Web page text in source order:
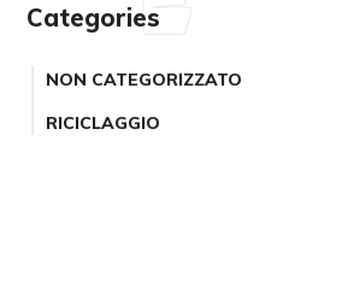
Categories
NON CATEGORIZZATO
RICICLAGGIO